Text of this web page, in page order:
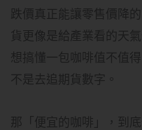
跌價真正能讓零售價降
貨更像是給產業看的天
想搞懂一包咖啡值不值
不是去追期貨數字。
那「便宜的咖啡」，到